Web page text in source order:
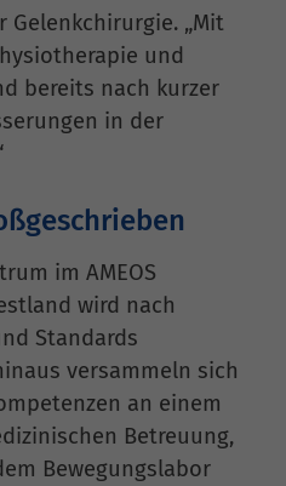
Gelenkchirurgie. „Mit
und
bereits nach kurzer
in der
im AMEOS
wird nach
Standards
versammeln sich
an einem
Betreuung,
Bewegungslabor